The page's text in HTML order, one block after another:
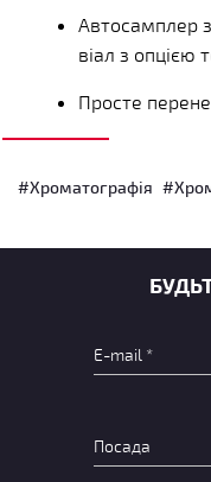
Автосамплер
віал з опцією
Просте
#Хроматографія